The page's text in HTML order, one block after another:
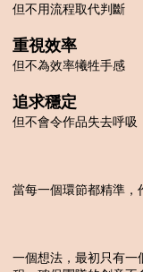
但不用流程取代判斷
重視效率
但不為效率犧牲手感
追求穩定
但不會令作品失去呼吸
當每一個環節都精準，
一個想法，最初只有